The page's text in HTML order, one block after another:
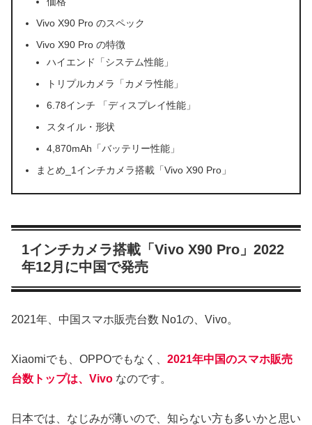
Vivo X90 Pro のスペック
Vivo X90 Pro の特徴
ハイエンド「システム性能」
トリプルカメラ「カメラ性能」
6.78インチ 「ディスプレイ性能」
スタイル・形状
4,870mAh「バッテリー性能」
まとめ_1インチカメラ搭載「Vivo X90 Pro」
1インチカメラ搭載「Vivo X90 Pro」2022
年12月に中国で発売
2021年、中国スマホ販売台数 No1の、Vivo。
Xiaomiでも、OPPOでもなく、 2021年中国のスマホ販売
台数トップは、Vivo なのです。
日本では、なじみが薄いので、知らない方も多いかと思い